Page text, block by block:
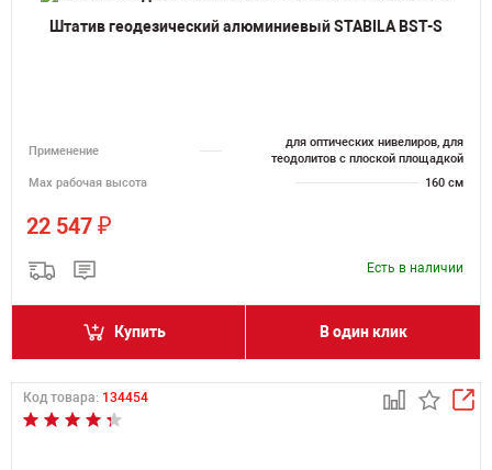
Штатив геодезический алюминиевый STABILA BST-S
Применение
для оптических нивелиров, для
теодолитов с плоской площадкой
Мах рабочая высота
160 см
22 547 ₽
Есть в наличии
Купить В один клик
Код товара: 134454